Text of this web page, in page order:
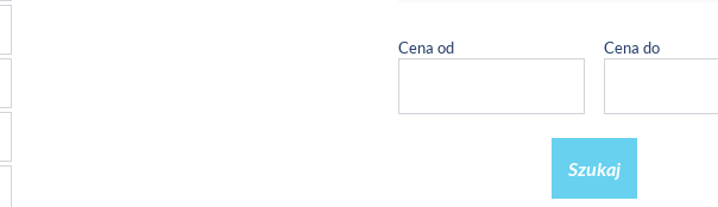
Cena od Cena do
Szukaj